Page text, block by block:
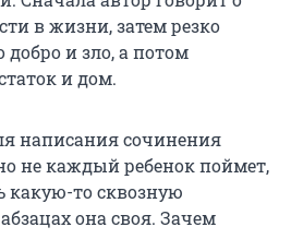
в жизни, затем резко
добро и зло, а потом
и дом.
написания сочинения
не каждый ребенок поймет,
какую-то сквозную
она своя. Зачем